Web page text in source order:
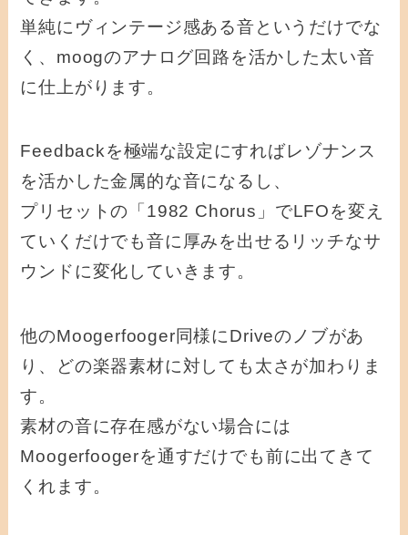
単純にヴィンテージ感ある音というだけでな
く、moogのアナログ回路を活かした太い音
に仕上がります。
Feedbackを極端な設定にすればレゾナンス
を活かした金属的な音になるし、
プリセットの「1982 Chorus」でLFOを変え
ていくだけでも音に厚みを出せるリッチなサ
ウンドに変化していきます。
他のMoogerfooger同様にDriveのノブがあ
り、どの楽器素材に対しても太さが加わりま
す。
素材の音に存在感がない場合には
Moogerfoogerを通すだけでも前に出てきて
くれます。